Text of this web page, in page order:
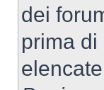
dei
prima